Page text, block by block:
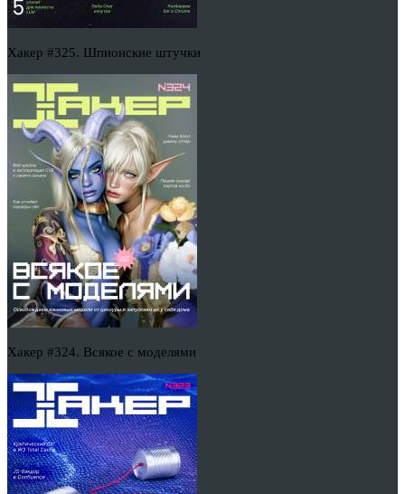
Хакер #325. Шпионские штучки
Хакер #324. Всякое с моделями